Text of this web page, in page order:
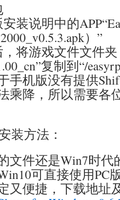
装说明中的
）”
将游戏文件文件夹
复制到“/
手机版没有提供
乘降，所以需要各
装方法：
文件还是Win7时代
可直接使用PC
又便捷，下载地址